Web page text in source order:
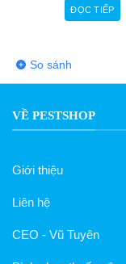
ĐỌC TIẾP
So sánh
VỀ PESTSHOP
Giới thiệu
Liên hệ
CEO - Vũ Tuyên